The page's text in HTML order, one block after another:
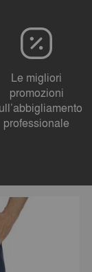
Le migliori
promozioni
professionale